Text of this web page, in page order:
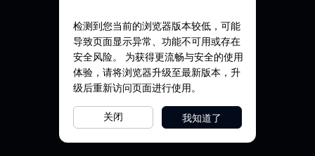
检测到您当前的浏览器版本较低，可能
导致页面显示异常、功能不可用或存在
安全风险。 为获得更流畅与安全的使用
体验，请将浏览器升级至最新版本，升
级后重新访问页面进行使用。
关闭 我知道了